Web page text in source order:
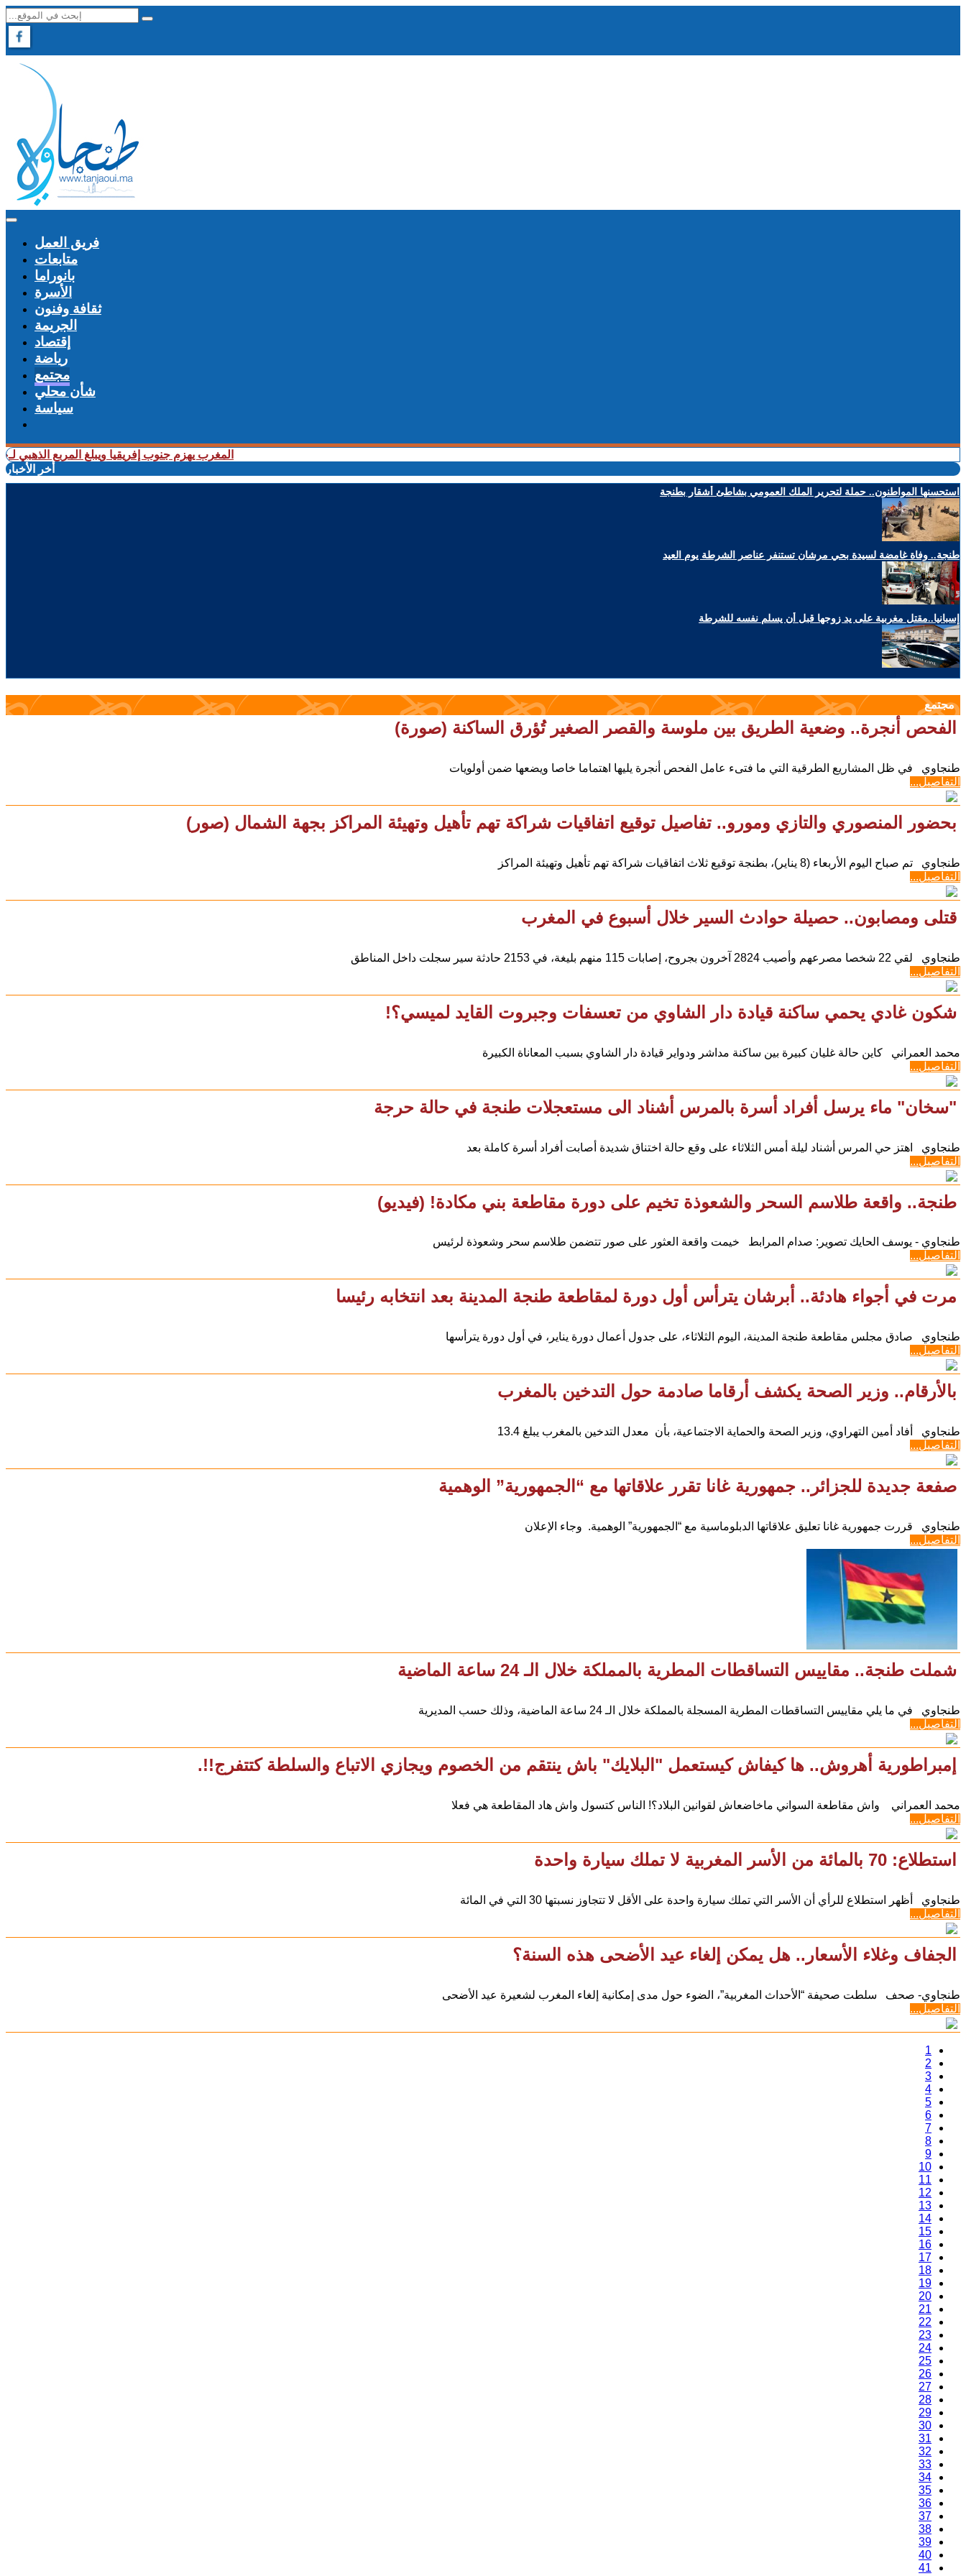
فريق العمل
متابعات
بانوراما
الأسرة
ثقافة وفنون
الجريمة
إقتصاد
رياضة
مجتمع
شأن محلي
سياسة
+ المغرب يهزم جنوب إفريقيا ويبلغ المربع الذهبي لـ«كان
أخر الأخبار
استحسنها المواطنون.. حملة لتحرير الملك العمومي بشاطئ أشقار بطنجة
طنجة.. وفاة غامضة لسيدة بحي مرشان تستنفر عناصر الشرطة يوم العيد
إسبانيا..مقتل مغربية على يد زوجها قبل أن يسلم نفسه للشرطة
مجتمع
الفحص أنجرة.. وضعية الطريق بين ملوسة والقصر الصغير تُؤرق الساكنة (صورة)
طنجاوي في ظل المشاريع الطرقية التي ما فتىء عامل الفحص أنجرة يليها اهتماما خاصا ويضعها ضمن أولويات
التفاصيل...
بحضور المنصوري والتازي ومورو.. تفاصيل توقيع اتفاقيات شراكة تهم تأهيل وتهيئة المراكز بجهة الشمال (صور)
طنجاوي تم صباح اليوم الأربعاء (8 يناير)، بطنجة توقيع ثلاث اتفاقيات شراكة تهم تأهيل وتهيئة المراكز
التفاصيل...
قتلى ومصابون.. حصيلة حوادث السير خلال أسبوع في المغرب
طنجاوي لقي 22 شخصا مصرعهم وأصيب 2824 آخرون بجروح، إصابات 115 منهم بليغة، في 2153 حادثة سير سجلت داخل المناطق
التفاصيل...
شكون غادي يحمي ساكنة قيادة دار الشاوي من تعسفات وجبروت القايد لميسي؟!
محمد العمراني كاين حالة غليان كبيرة بين ساكنة مداشر ودواير قيادة دار الشاوي بسبب المعاناة الكبيرة
التفاصيل...
"سخان" ماء يرسل أفراد أسرة بالمرس أشناد الى مستعجلات طنجة في حالة حرجة
طنجاوي اهتز حي المرس أشناد ليلة أمس الثلاثاء على وقع حالة اختناق شديدة أصابت أفراد أسرة كاملة بعد
التفاصيل...
طنجة.. واقعة طلاسم السحر والشعوذة تخيم على دورة مقاطعة بني مكادة! (فيديو)
​طنجاوي - يوسف الحايك تصوير: صدام المرابط خيمت واقعة العثور على صور تتضمن طلاسم سحر وشعوذة لرئيس
التفاصيل...
مرت في أجواء هادئة.. أبرشان يترأس أول دورة لمقاطعة طنجة المدينة بعد انتخابه رئيسا
طنجاوي صادق مجلس مقاطعة طنجة المدينة، اليوم الثلاثاء، على جدول أعمال دورة يناير، في أول دورة يترأسها
التفاصيل...
بالأرقام.. وزير الصحة يكشف أرقاما صادمة حول التدخين بالمغرب
طنجاوي أفاد أمين التهراوي، وزير الصحة والحماية الاجتماعية، بأن معدل التدخين بالمغرب يبلغ 13.4
التفاصيل...
صفعة جديدة للجزائر.. جمهورية غانا تقرر علاقاتها مع “الجمهورية” الوهمية
طنجاوي قررت جمهورية غانا تعليق علاقاتها الدبلوماسية مع “الجمهورية” الوهمية. وجاء الإعلان
التفاصيل...
شملت طنجة.. مقاييس التساقطات المطرية بالمملكة خلال الـ 24 ساعة الماضية
طنجاوي في ما يلي مقاييس التساقطات المطرية المسجلة بالمملكة خلال الـ 24 ساعة الماضية، وذلك حسب المديرية
التفاصيل...
إمبراطورية أهروش.. ها كيفاش كيستعمل "البلايك" باش ينتقم من الخصوم ويجازي الاتباع والسلطة كتتفرج!!.
محمد العمراني واش مقاطعة السواني ماخاضعاش لقوانين البلاد؟! الناس كتسول واش هاد المقاطعة هي فعلا
التفاصيل...
استطلاع: 70 بالمائة من الأسر المغربية لا تملك سيارة واحدة
طنجاوي أظهر استطلاع للرأي أن الأسر التي تملك سيارة واحدة على الأقل لا تتجاوز نسبتها 30 التي في المائة
التفاصيل...
الجفاف وغلاء الأسعار.. هل يمكن إلغاء عيد الأضحى هذه السنة؟
طنجاوي- صحف سلطت صحيفة “الأحداث المغربية”، الضوء حول مدى إمكانية إلغاء المغرب لشعيرة عيد الأضحى
التفاصيل...
1
2
3
4
5
6
7
8
9
10
11
12
13
14
15
16
17
18
19
20
21
22
23
24
25
26
27
28
29
30
31
32
33
34
35
36
37
38
39
40
41